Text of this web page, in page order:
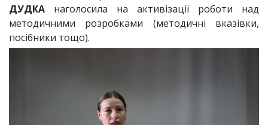
ДУДКА наголосила на активізації роботи над
методичними розробками (методичні вказівки,
посібники тощо).